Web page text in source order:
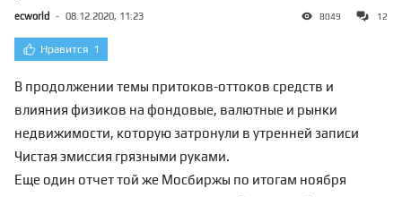
ecworld - 08.12.2020, 11:23 8049 12
Нравится 1
В продолжении темы притоков-оттоков средств и
влияния физиков на фондовые, валютные и рынки
недвижимости, которую затронули в утренней записи
Чистая эмиссия грязными руками.
Еще один отчет той же Мосбиржы по итогам ноября